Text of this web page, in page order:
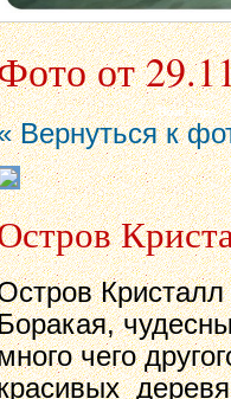
от
Вернуться к
чего